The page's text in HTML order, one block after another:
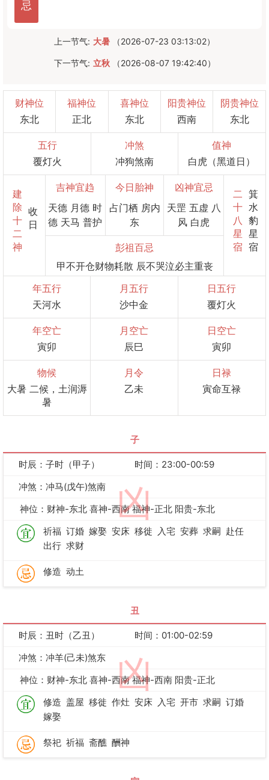
忌
上一节气: 大暑 （2026-07-23 03:13:02）
下一节气: 立秋 （2026-08-07 19:42:40）
财神位
东北
福神位
正北
喜神位
东北
阳贵神位
西南
阴贵神位
东北
五行
覆灯火
冲煞
冲狗煞南
值神
白虎（黑道日）
建
除
十
二
神
收
日
吉神宜趋
天德 月德 时
德 天马 普护
今日胎神
占门栖 房内
东
凶神宜忌
天罡 五虚 八
风 白虎
彭祖百忌
甲不开仓财物耗散 辰不哭泣必主重丧
二
十
八
星
宿
箕
水
豹
星
宿
年五行
天河水
月五行
沙中金
日五行
覆灯火
年空亡
寅卯
月空亡
辰巳
日空亡
寅卯
物候
大暑 二候，土润溽
暑
月令
乙未
日禄
寅命互禄
子
凶
时辰：子时（甲子）
时间：23:00-00:59
冲煞：冲马(戊午)煞南
神位：财神-东北 喜神-西南 福神-正北 阳贵-东北
祈福 订婚 嫁娶 安床 移徙 入宅 安葬 求嗣 赴任
出行 求财
修造 动土
丑
凶
时辰：丑时（乙丑）
时间：01:00-02:59
冲煞：冲羊(己未)煞东
神位：财神-东北 喜神-西南 福神-西南 阳贵-正北
修造 盖屋 移徙 作灶 安床 入宅 开市 求嗣 订婚
嫁娶
祭祀 祈福 斋醮 酬神